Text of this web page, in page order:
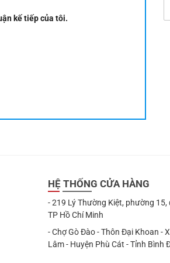
kế tiếp của tôi.
HỆ THỐNG CỬA HÀNG
- 219 Lý Thường Kiệt, phường 15,
TP Hồ Chí Minh
- Chợ Gò Đào - Thôn Đại Khoan -
Lâm - Huyện Phù Cát - Tỉnh Bình